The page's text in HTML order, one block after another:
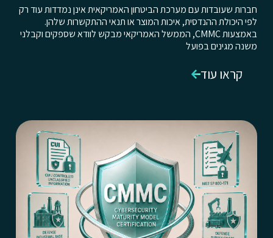
חברות שעובדות עם מערכת הביטחון האמריקאית אינן נמדדות עוד רק
לפי היכולת ההנדסית, איכות המוצר או תנאי ההתקשרות שלהן.
באמצעות CMMC, הממשל האמריקאי מבקש לוודא שספקים וקבלני
משנה מגינים בפועל
קראו עוד